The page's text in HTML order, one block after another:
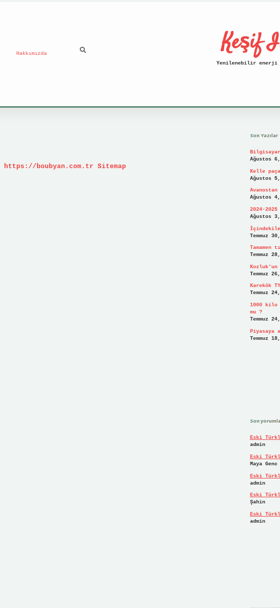
Hakkımızda Keşif
Yenilenebilir enerji
https://boubyan.com.tr Sitemap
Son Yazılar
Ağustos
Kelle
Ağustos
Ağustos
2024-
Ağustos
Temmuz
Tamamen
Temmuz
Temmuz
Karekök
Temmuz
1000 kilo
mu ?
Temmuz
Piyasaya
Temmuz
Son
Eski
admin
Eski
Maya Genc
Eski
admin
Eski
Şahin
Eski
admin